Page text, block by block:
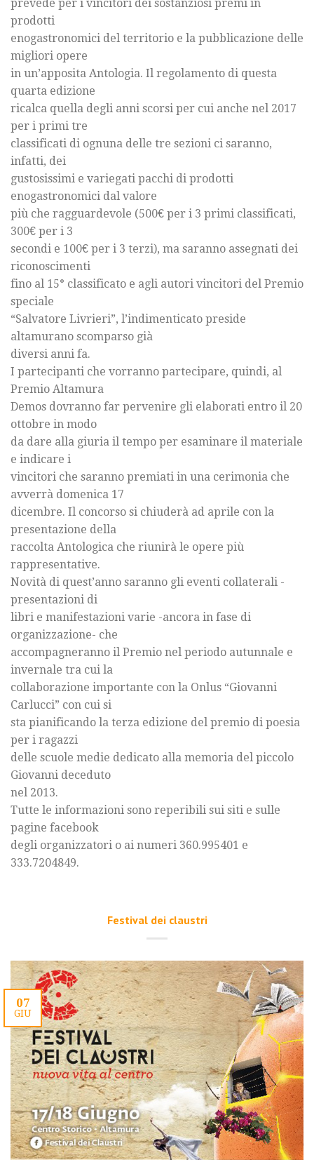
prevede per i vincitori dei sostanziosi premi in
prodotti
enogastronomici del territorio e la pubblicazione delle
migliori opere
in un’apposita Antologia. Il regolamento di questa
quarta edizione
ricalca quella degli anni scorsi per cui anche nel 2017
per i primi tre
classificati di ognuna delle tre sezioni ci saranno,
infatti, dei
gustosissimi e variegati pacchi di prodotti
enogastronomici dal valore
più che ragguardevole (500€ per i 3 primi classificati,
300€ per i 3
secondi e 100€ per i 3 terzi), ma saranno assegnati dei
riconoscimenti
fino al 15° classificato e agli autori vincitori del Premio
speciale
“Salvatore Livrieri”, l’indimenticato preside
altamurano scomparso già
diversi anni fa.
I partecipanti che vorranno partecipare, quindi, al
Premio Altamura
Demos dovranno far pervenire gli elaborati entro il 20
ottobre in modo
da dare alla giuria il tempo per esaminare il materiale
e indicare i
vincitori che saranno premiati in una cerimonia che
avverrà domenica 17
dicembre. Il concorso si chiuderà ad aprile con la
presentazione della
raccolta Antologica che riunirà le opere più
rappresentative.
Novità di quest’anno saranno gli eventi collaterali -
presentazioni di
libri e manifestazioni varie -ancora in fase di
organizzazione- che
accompagneranno il Premio nel periodo autunnale e
invernale tra cui la
collaborazione importante con la Onlus “Giovanni
Carlucci” con cui si
sta pianificando la terza edizione del premio di poesia
per i ragazzi
delle scuole medie dedicato alla memoria del piccolo
Giovanni deceduto
nel 2013.
Tutte le informazioni sono reperibili sui siti e sulle
pagine facebook
degli organizzatori o ai numeri 360.995401 e
333.7204849.
Festival dei claustri
07
GIU